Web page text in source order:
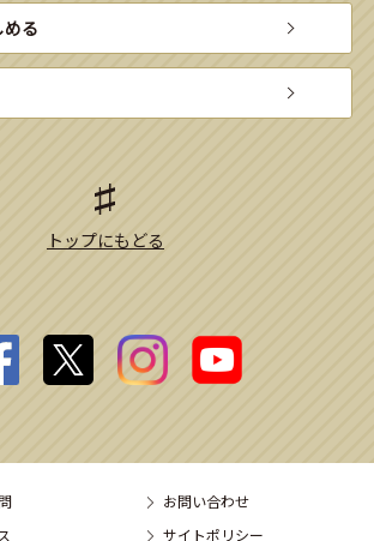
る
トップにもどる
お問い合わせ
サイトポリシー